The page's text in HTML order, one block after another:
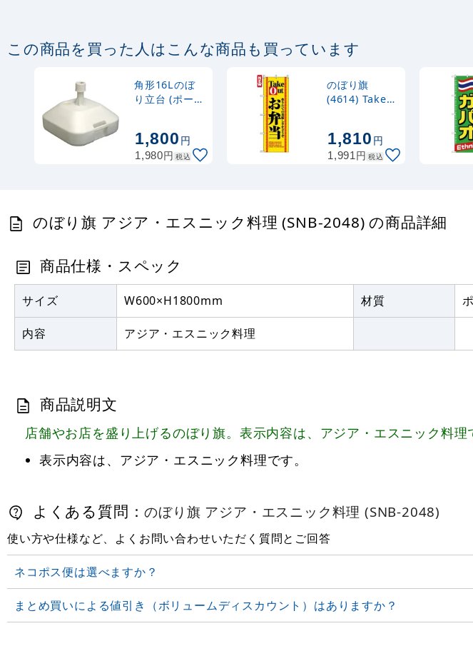
この商品を買った人はこんな商品も買っています
角形16Lのぼ
り立台 (ポール
1,800円
1,980円 税込
のぼり旗
(4614) Take
1,810円
1,991円 税込
のぼり旗 アジア・エスニック料理 (SNB-2048) の商品詳細
商品仕様・スペック
サイズ W600×H1800mm 材質
内容 アジア・エスニック料理
商品説明文
店舗やお店を盛り上げるのぼり旗。表示内容は、アジア・エスニック料理
表示内容は、アジア・エスニック料理です。
よくある質問：のぼり旗 アジア・エスニック料理 (SNB-2048)
使い方や仕様など、よくお問い合わせいただく質問とご回答
ネコポス便は選べますか？
まとめ買いによる値引き（ボリュームディスカウント）はありますか？